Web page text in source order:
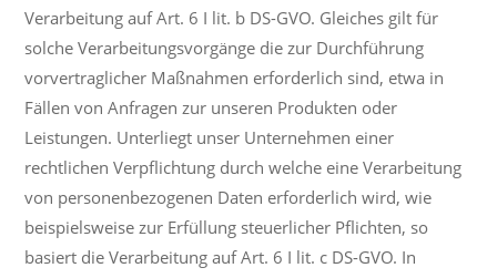
Verarbeitung auf Art. 6 I lit. b DS-GVO. Gleiches gilt für
solche Verarbeitungsvorgänge die zur Durchführung
vorvertraglicher Maßnahmen erforderlich sind, etwa in
Fällen von Anfragen zur unseren Produkten oder
Leistungen. Unterliegt unser Unternehmen einer
rechtlichen Verpflichtung durch welche eine Verarbeitung
von personenbezogenen Daten erforderlich wird, wie
beispielsweise zur Erfüllung steuerlicher Pflichten, so
basiert die Verarbeitung auf Art. 6 I lit. c DS-GVO. In